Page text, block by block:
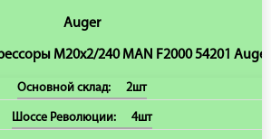
Auger
M20x2/240 MAN F2000 54201 Auger
Основной склад: 2шт
Шоссе Революции: 4шт